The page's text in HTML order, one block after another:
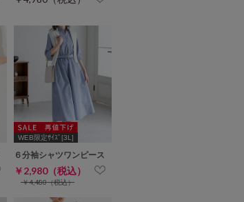
WEB限定ｻｲｽﾞ[3L]
６分袖シャツワンピース
￥2,980（税込）
￥4,480（税込）